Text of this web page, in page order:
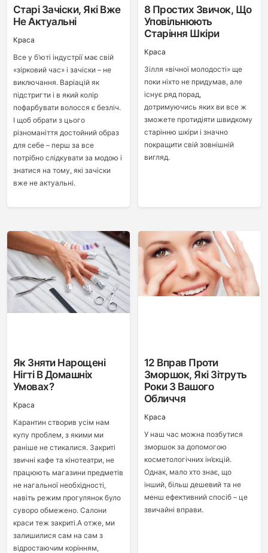
Старі Зачіски, Які Вже
Не Актуальні
Краса
Все у б’юті індустрії має свій
«зірковий час» і зачіски – не
виключання. Варіацій як
підстригти і в який колір
пофарбувати волосся є безліч.
І щоб обрати з цього
різноманіття достойний образ
для себе – перш за все
потрібно слідкувати за модою і
знатися на тому, які зачіски
вже не актуальні.
8 Простих Звичок, Що
Уповільнюють
Старіння Шкіри
Краса
Зілля «вічної молодості» ще
поки ніхто не придумав, але
існує ряд порад,
дотримуючись яких ви все ж
зможете протидіяти швидкому
старінню шкіри і значно
покращити свій зовнішній
вигляд.
Як Зняти Нарощені
Нігті В Домашніх
Умовах?
Краса
Карантин створив усім нам
купу проблем, з якими ми
раніше не стикалися. Закриті
звичні кафе та кінотеатри, не
працюють магазини предметів
не нагальної необхідності,
навіть режим прогулянок було
суворо обмежено. Салони
краси теж закриті.А отже, ми
залишилися сам на сам з
відростаючим корінням,
12 Вправ Проти
Зморшок, Які Зітруть
Роки З Вашого
Обличчя
Краса
У наш час можна позбутися
зморшок за допомогою
косметологічних ін’єкцій.
Однак, мало хто знає, що
інший, більш дешевий та не
менш ефективний спосіб – це
звичайні вправи.